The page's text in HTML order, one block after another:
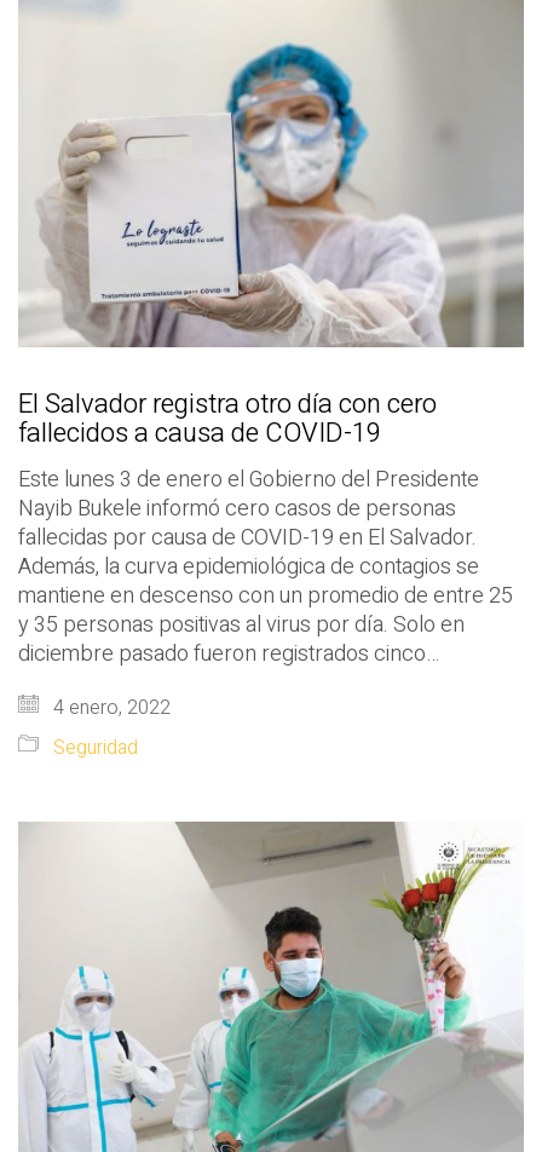
El Salvador registra otro día con cero
fallecidos a causa de COVID-19
Este lunes 3 de enero el Gobierno del Presidente
Nayib Bukele informó cero casos de personas
fallecidas por causa de COVID-19 en El Salvador.
Además, la curva epidemiológica de contagios se
mantiene en descenso con un promedio de entre 25
y 35 personas positivas al virus por día. Solo en
diciembre pasado fueron registrados cinco…
4 enero, 2022
Seguridad